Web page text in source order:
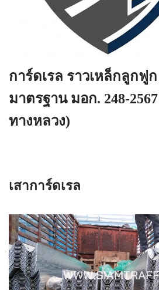
การ์ดเรล ราวเหล็กลูกฟูก
มาตรฐาน มอก. 248-
ทางหลวง)
เสาการ์ดเรล